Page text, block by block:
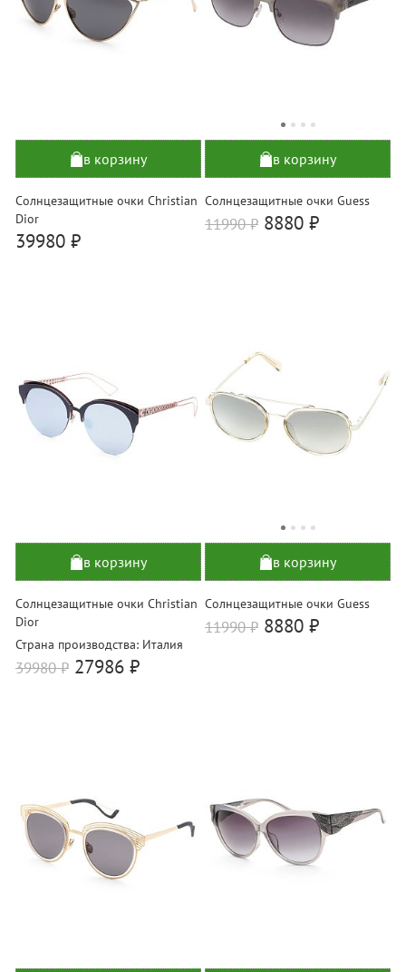
в корзину
Солнцезащитные очки Christian
Dior
39980 ₽
в корзину
Солнцезащитные очки Guess
11990₽ 8880 ₽
в корзину
Солнцезащитные очки Christian
Dior
Страна производства: Италия
39980₽ 27986 ₽
в корзину
Солнцезащитные очки Guess
11990₽ 8880 ₽